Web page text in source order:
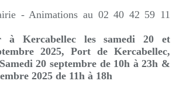
- Animations au 02 40 42 59 11
Kercabellec les samedi 20 et
2025, Port de Kercabellec,
Samedi 20 septembre de 10h à 23h &
2025 de 11h à 18h